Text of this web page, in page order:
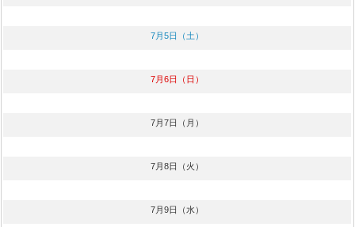
7月5日（土）
7月6日（日）
7月7日（月）
7月8日（火）
7月9日（水）